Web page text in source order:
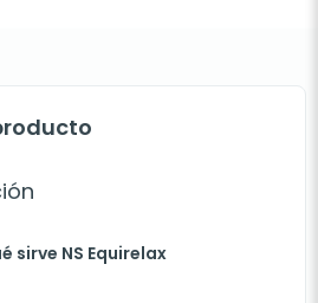
sirve NS Equirelax